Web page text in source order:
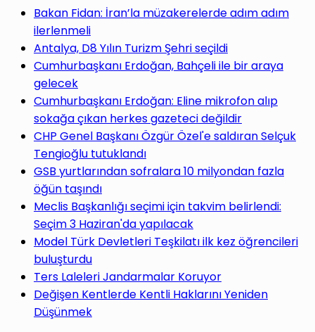
yap
...
Bakan Fidan: İran’la müzakerelerde adım adım
ilerlenmeli
Antalya, D8 Yılın Turizm Şehri seçildi
Cumhurbaşkanı Erdoğan, Bahçeli ile bir araya
gelecek
Cumhurbaşkanı Erdoğan: Eline mikrofon alıp
sokağa çıkan herkes gazeteci değildir
CHP Genel Başkanı Özgür Özel'e saldıran Selçuk
Tengioğlu tutuklandı
GSB yurtlarından sofralara 10 milyondan fazla
öğün taşındı
Meclis Başkanlığı seçimi için takvim belirlendi:
Seçim 3 Haziran'da yapılacak
Model Türk Devletleri Teşkilatı ilk kez öğrencileri
buluşturdu
Ters Laleleri Jandarmalar Koruyor
Değişen Kentlerde Kentli Haklarını Yeniden
Düşünmek